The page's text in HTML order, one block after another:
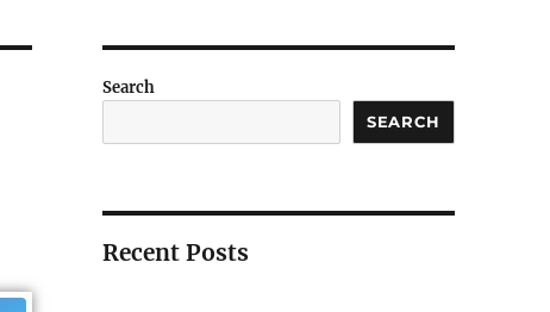
Search
SEARCH
Recent Posts